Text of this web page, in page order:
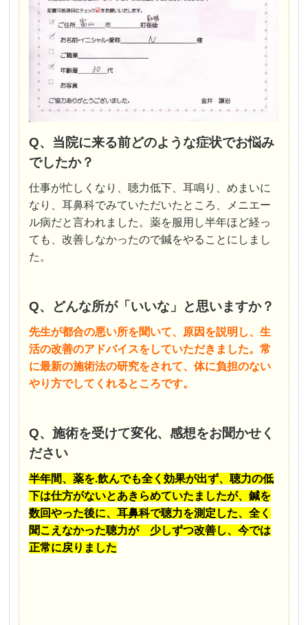
Q、当院に来る前どのような症状でお悩み
でしたか？
仕事が忙しくなり、聴力低下、耳鳴り、めまいに
なり、耳鼻科でみていただいたところ、メニエー
ル病だと言われました。薬を服用し半年ほど経っ
ても、改善しなかったので鍼をやることにしまし
た。
Q、どんな所が「いいな」と思いますか？
先生が都合の悪い所を聞いて、原因を説明し、生
活の改善のアドバイスをしていただきました。常
に最新の施術法の研究をされて、体に負担のない
やり方でしてくれるところです。
Q、施術を受けて変化、感想をお聞かせく
ださい
半年間、薬を.飲んでも全く効果が出ず、聴力の低
下は仕方がないとあきらめていたましたが、鍼を
数回やった後に、耳鼻科で聴力を測定した、全く
聞こえなかった聴力が 少しずつ改善し、今では
正常に戻りました